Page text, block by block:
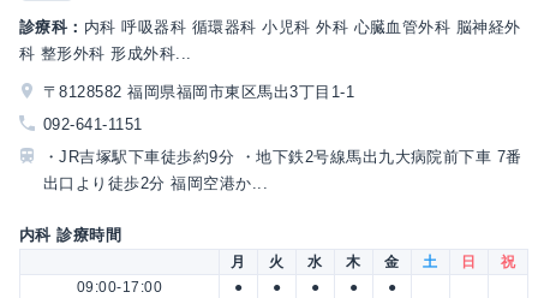
診療科： 内科 呼吸器科 循環器科 小児科 外科 心臓血管外科 脳神経外
科 整形外科 形成外科...
〒8128582 福岡県福岡市東区馬出3丁目1-1
092-641-1151
・JR吉塚駅下車徒歩約9分 ・地下鉄2号線馬出九大病院前下車 7番
出口より徒歩2分 福岡空港か...
内科 診療時間
月 火 水 木 金 土 日
祝
09:00-17:00
● ● ● ● ●